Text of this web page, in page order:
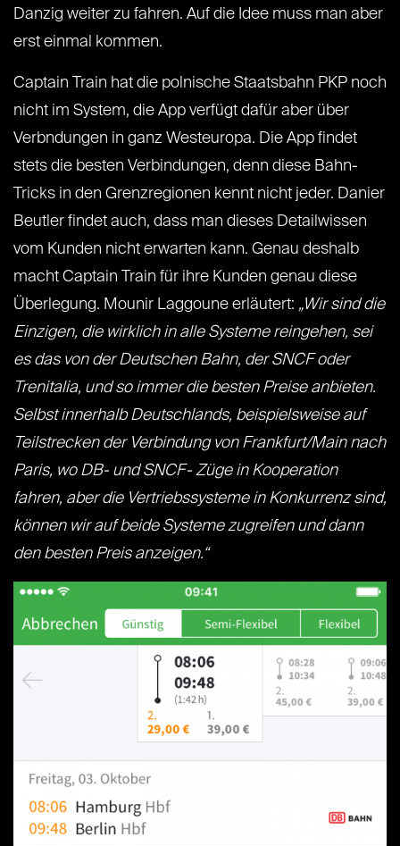
Danzig weiter zu fahren. Auf die Idee muss man aber
erst einmal kommen.
Captain Train hat die polnische Staatsbahn PKP noch
nicht im System, die App verfügt dafür aber über
Verbndungen in ganz Westeuropa. Die App findet
stets die besten Verbindungen, denn diese Bahn-
Tricks in den Grenzregionen kennt nicht jeder. Danier
Beutler findet auch, dass man dieses Detailwissen
vom Kunden nicht erwarten kann. Genau deshalb
macht Captain Train für ihre Kunden genau diese
Überlegung. Mounir Laggoune erläutert: „Wir sind die
Einzigen, die wirklich in alle Systeme reingehen, sei
es das von der Deutschen Bahn, der SNCF oder
Trenitalia, und so immer die besten Preise anbieten.
Selbst innerhalb Deutschlands, beispielsweise auf
Teilstrecken der Verbindung von Frankfurt/Main nach
Paris, wo DB- und SNCF- Züge in Kooperation
fahren, aber die Vertriebssysteme in Konkurrenz sind,
können wir auf beide Systeme zugreifen und dann
den besten Preis anzeigen.“